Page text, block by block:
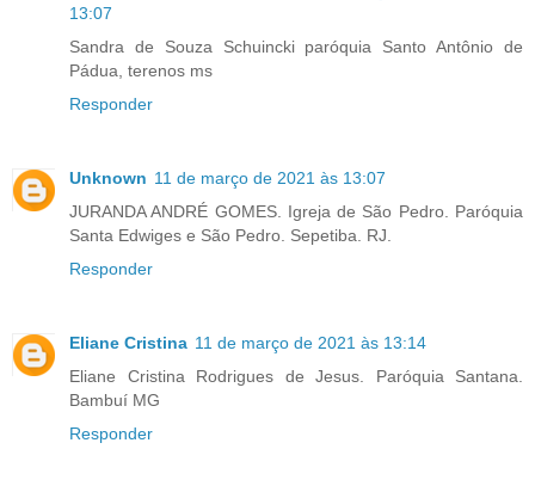
13:07
Sandra de Souza Schuincki paróquia Santo Antônio de
Pádua, terenos ms
Responder
Unknown 11 de março de 2021 às 13:07
JURANDA ANDRÉ GOMES. Igreja de São Pedro. Paróquia
Santa Edwiges e São Pedro. Sepetiba. RJ.
Responder
Eliane Cristina 11 de março de 2021 às 13:14
Eliane Cristina Rodrigues de Jesus. Paróquia Santana.
Bambuí MG
Responder